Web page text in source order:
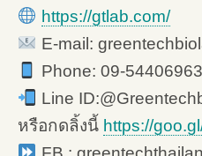
https://gtlab.com/
E-mail:
Phone: 09-54406963
Line
หรือกดลิ้งนี้ https://